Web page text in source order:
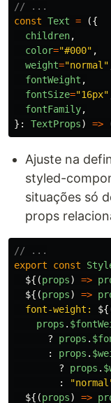
// ...
const Text =
({
children,
color="#000" ,
weight="normal "
fontWeight ,
fontSize="16px"
fontFamily,
}:
TextProps) =>
Ajuste na
styled-
situações só
props
// ...
export
const
${(props) =>
${(props) =>
  font-weight:
props .
?
props .
:
props .
?
props .
:
"normal
${(props) =>